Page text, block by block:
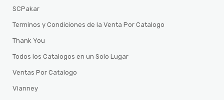
SCPakar
Terminos y Condiciones de la Venta Por Catalogo
Thank You
Todos los Catalogos en un Solo Lugar
Ventas Por Catalogo
Vianney